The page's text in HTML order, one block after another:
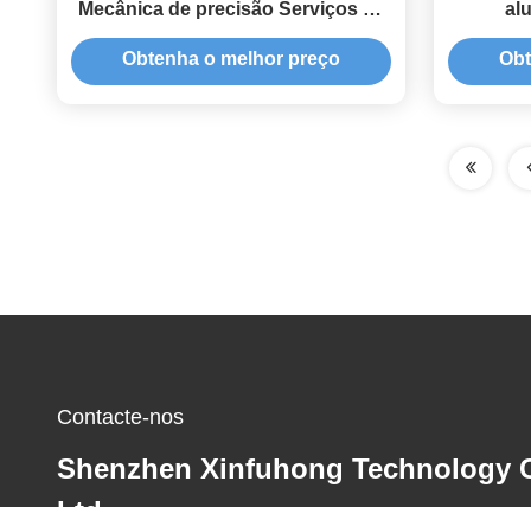
Mecânica de precisão Serviços de
fresagem Peças metálicas
Obtenha o melhor preço
Contacte-nos
Shenzhen Xinfuhong Technology